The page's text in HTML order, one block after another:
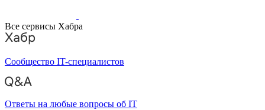
Все сервисы Хабра
Сообщество IT-специалистов
Ответы на любые вопросы об IT